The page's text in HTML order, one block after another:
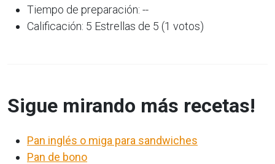
Tiempo de preparación: --
Calificación: 5 Estrellas de 5 (1 votos)
Sigue mirando más recetas!
Pan inglés o miga para sandwiches
Pan de bono